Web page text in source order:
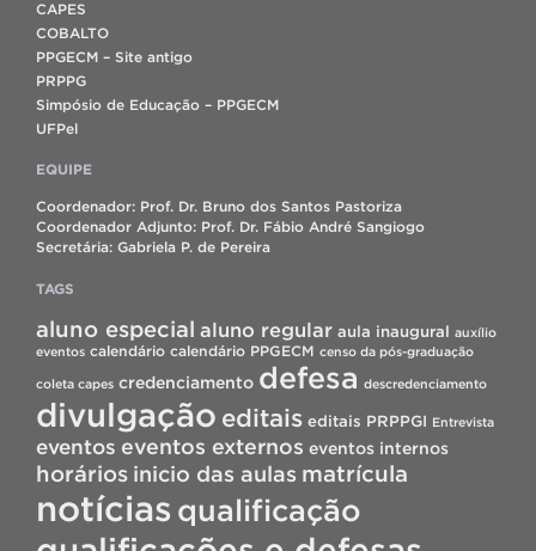
CAPES
COBALTO
PPGECM – Site antigo
PRPPG
Simpósio de Educação – PPGECM
UFPel
EQUIPE
Coordenador: Prof. Dr. Bruno dos Santos Pastoriza
Coordenador Adjunto: Prof. Dr. Fábio André Sangiogo
Secretária: Gabriela P. de Pereira
TAGS
aluno especial aluno regular aula inaugural auxílio
eventos calendário calendário PPGECM censo da pós-graduação
coleta capes credenciamento defesa descredenciamento
divulgação editais editais PRPPGI Entrevista
eventos eventos externos eventos internos
horários inicio das aulas matrícula
notícias qualificação